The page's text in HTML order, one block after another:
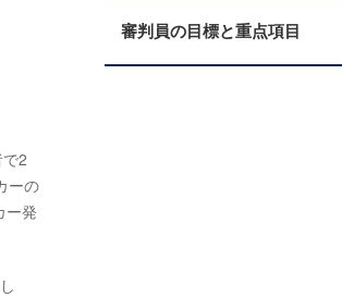
2
ーの
ー発
審判員の目標と重点項目